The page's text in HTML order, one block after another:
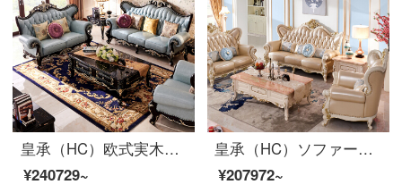
皇承（HC）欧式実木ソファアメリカーノ軽豪頭階真皮黒古典洋館客間セット813シングルルーム+二人位+三人位
¥240729~
皇承（HC）ソファーの木のソファーの欧風洋式ソファーの皮芸客間の家具セットH 723欧式宮廷ソファのシングル+二人+三人
¥207972~